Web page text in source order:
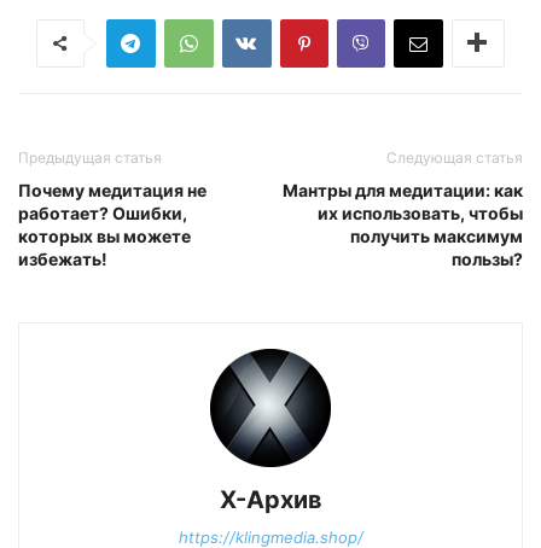
Предыдущая статья
Почему медитация не
работает? Ошибки,
которых вы можете
избежать!
Следующая статья
Мантры для медитации: как
их использовать, чтобы
получить максимум
пользы?
Х-Архив
https://klingmedia.shop/